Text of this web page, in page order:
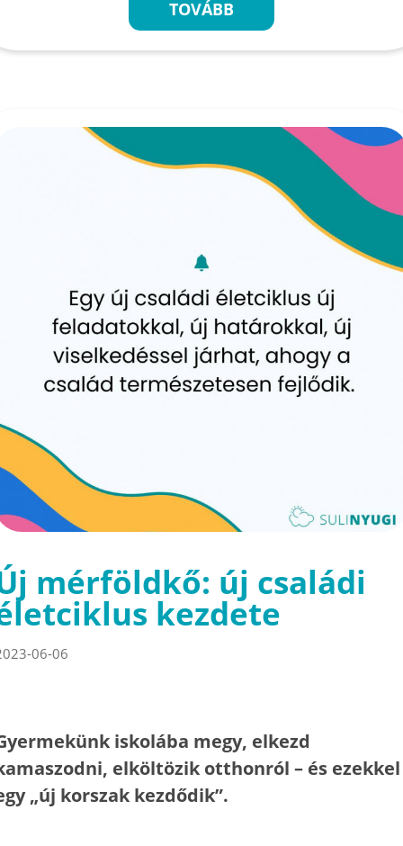
TOVÁBB
mérföldkő: új családi
kezdete
06-06
iskolába megy, elkezd
elköltözik otthonról – és ezekkel
„új korszak kezdődik”.